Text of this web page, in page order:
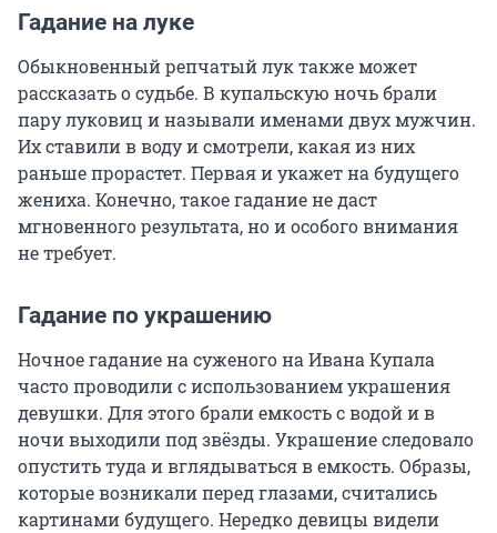
Гадание на луке
Обыкновенный репчатый лук также может
рассказать о судьбе. В купальскую ночь брали
пару луковиц и называли именами двух мужчин.
Их ставили в воду и смотрели, какая из них
раньше прорастет. Первая и укажет на будущего
жениха. Конечно, такое гадание не даст
мгновенного результата, но и особого внимания
не требует.
Гадание по украшению
Ночное гадание на суженого на Ивана Купала
часто проводили с использованием украшения
девушки. Для этого брали емкость с водой и в
ночи выходили под звёзды. Украшение следовало
опустить туда и вглядываться в емкость. Образы,
которые возникали перед глазами, считались
картинами будущего. Нередко девицы видели